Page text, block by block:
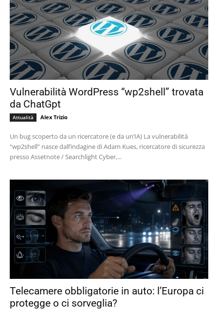
Vulnerabilità WordPress “wp2shell” trovata
da ChatGpt
Attualità Alex Trizio
Un bug scoperto da un ricercatore (e da un’IA) La vulnerabilità
“wp2shell” nasce dall’indagine di Adam Kues, ricercatore di sicurezza
presso Assetnote / Searchlight Cyber,...
Telecamere obbligatorie in auto: l’Europa ci
protegge o ci sorveglia?